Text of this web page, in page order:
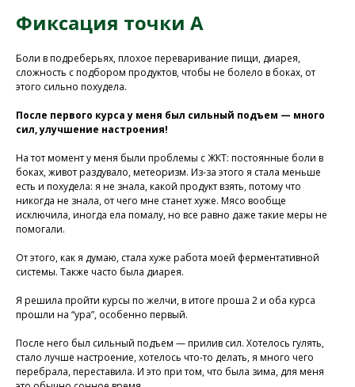
Фиксация точки А
Боли в подреберьях, плохое переваривание пищи, диарея,
сложность с подбором продуктов, чтобы не болело в боках, от
этого сильно похудела.
После первого курса у меня был сильный подъем — много
сил, улучшение настроения!
На тот момент у меня были проблемы с ЖКТ: постоянные боли в
боках, живот раздувало, метеоризм. Из-за этого я стала меньше
есть и похудела: я не знала, какой продукт взять, потому что
никогда не знала, от чего мне станет хуже. Мясо вообще
исключила, иногда ела помалу, но все равно даже такие меры не
помогали.
От этого, как я думаю, стала хуже работа моей ферментативной
системы. Также часто была диарея.
Я решила пройти курсы по желчи, в итоге проша 2 и оба курса
прошли на “ура”, особенно первый.
После него был сильный подъем — прилив сил. Хотелось гулять,
стало лучше настроение, хотелось что-то делать, я много чего
перебрала, переставила. И это при том, что была зима, для меня